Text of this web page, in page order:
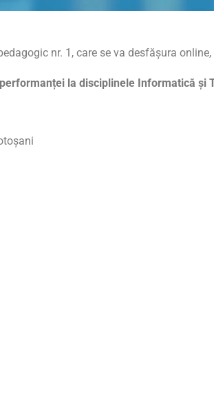
nr. 1, care se va desfășura online,
la disciplinele Informatică și